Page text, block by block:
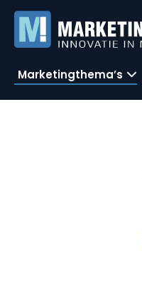
Marketingthema’s